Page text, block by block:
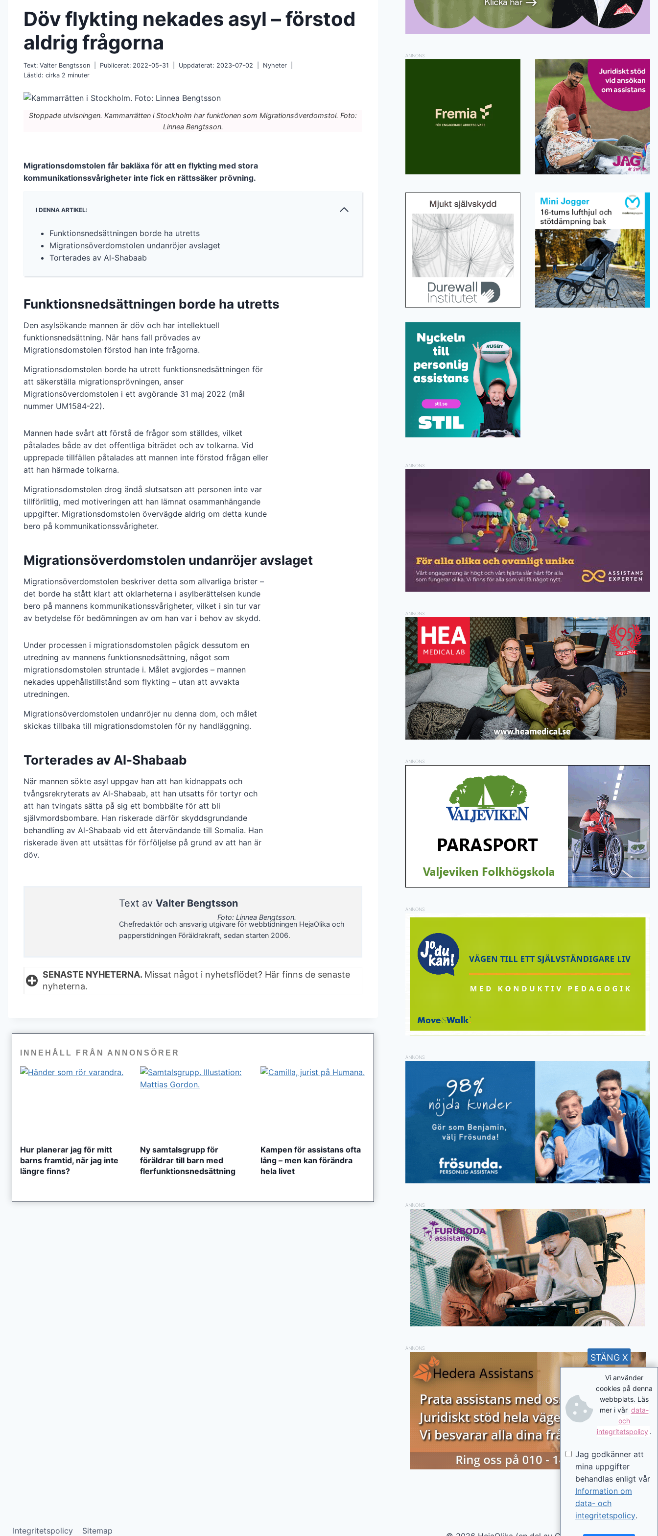
Döv flykting nekades asyl – förstod
aldrig frågorna
Text: Valter Bengtsson Publicerat: 2022-05-31 Uppdaterat: 2023-07-02
Nyheter
Lästid: cirka 2 minuter
Stoppade utvisningen. Kammarrätten i Stockholm har funktionen som Migrationsöverdomstol. Foto:
Linnea Bengtsson.
Migrationsdomstolen får bakläxa för att en flykting med stora
kommunikationssvårigheter inte fick en rättssäker prövning.
I DENNA ARTIKEL:
Funktionsnedsättningen borde ha utretts
Migrationsöverdomstolen undanröjer avslaget
Torterades av Al-Shabaab
Funktionsnedsättningen borde ha utretts
Den asylsökande mannen är döv och har intellektuell
funktionsnedsättning. När hans fall prövades av
Migrationsdomstolen förstod han inte frågorna.
Migrationsdomstolen borde ha utrett funktionsnedsättningen för
att säkerställa migrationsprövningen, anser
Migrationsöverdomstolen i ett avgörande 31 maj 2022 (mål
nummer UM1584-22).
Mannen hade svårt att förstå de frågor som ställdes, vilket
påtalades både av det offentliga biträdet och av tolkarna. Vid
upprepade tillfällen påtalades att mannen inte förstod frågan eller
att han härmade tolkarna.
Migrationsdomstolen drog ändå slutsatsen att personen inte var
tillförlitlig, med motiveringen att han lämnat osammanhängande
uppgifter. Migrationsdomstolen övervägde aldrig om detta kunde
bero på kommunikationssvårigheter.
Migrationsöverdomstolen undanröjer avslaget
Migrationsöverdomstolen beskriver detta som allvarliga brister –
det borde ha stått klart att oklarheterna i asylberättelsen kunde
bero på mannens kommunikationssvårigheter, vilket i sin tur var
av betydelse för bedömningen av om han var i behov av skydd.
Under processen i migrationsdomstolen pågick dessutom en
utredning av mannens funktionsnedsättning, något som
migrationsdomstolen struntade i. Målet avgjordes – mannen
nekades uppehållstillstånd som flykting – utan att avvakta
utredningen.
Migrationsöverdomstolen undanröjer nu denna dom, och målet
skickas tillbaka till migrationsdomstolen för ny handläggning.
Torterades av Al-Shabaab
När mannen sökte asyl uppgav han att han kidnappats och
tvångsrekryterats av Al-Shabaab, att han utsatts för tortyr och
att han tvingats sätta på sig ett bombbälte för att bli
självmordsbombare. Han riskerade därför skyddsgrundande
behandling av Al-Shabaab vid ett återvändande till Somalia. Han
riskerade även att utsättas för förföljelse på grund av att han är
döv.
Foto: Linnea Bengtsson.
Text av Valter Bengtsson
Chefredaktör och ansvarig utgivare för webbtidningen HejaOlika och
papperstidningen Föräldrakraft, sedan starten 2006.
SENASTE NYHETERNA. Missat något i nyhetsflödet? Här finns de senaste
nyheterna.
INNEHÅLL FRÅN ANNONSÖRER
Hur planerar jag för mitt
barns framtid, när jag inte
längre finns?
Ny samtalsgrupp för
föräldrar till barn med
flerfunktionsnedsättning
Kampen för assistans ofta
lång – men kan förändra
hela livet
ANNONS
ANNONS
ANNONS
ANNONS
ANNONS
ANNONS
ANNONS
ANNONS
Integritetspolicy Sitemap
Vi använder
cookies på denna
webbplats. Läs
mer i vår data-
och
integritetspolicy .
Jag godkänner att
mina uppgifter
behandlas enligt vår
Information om
data- och
integritetspolicy.
STÄNG X